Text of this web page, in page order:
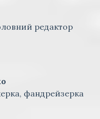
редактор
фандрейзерка